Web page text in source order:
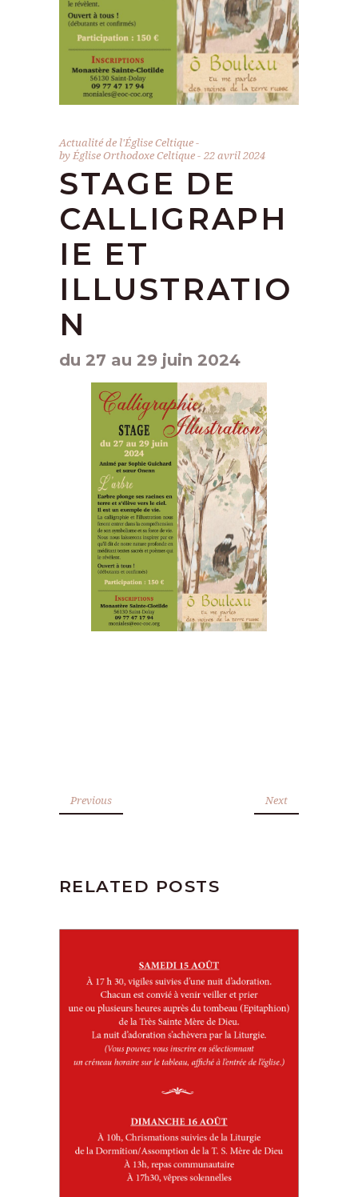
Actualité de l'Église Celtique
byÉglise Orthodoxe Celtique 22 avril 2024
STAGE DE
CALLIGRAPH
IE ET
ILLUSTRATIO
N
du 27 au 29 juin 2024
Previous Next
RELATED POSTS